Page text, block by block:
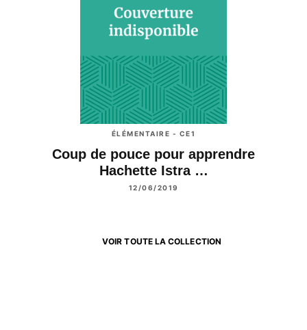
ÉLÉMENTAIRE - CE1
Coup de pouce pour apprendre
Hachette Istra …
12/06/2019
VOIR TOUTE LA COLLECTION